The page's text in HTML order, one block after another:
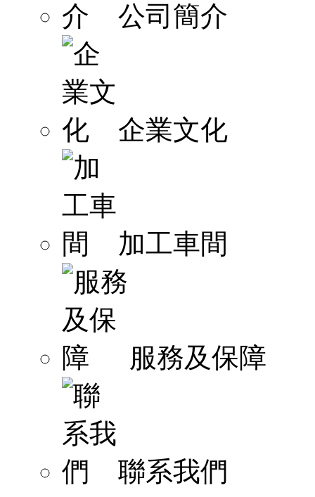
公司簡介
企業文化
加工車間
服務及保障
聯系我們